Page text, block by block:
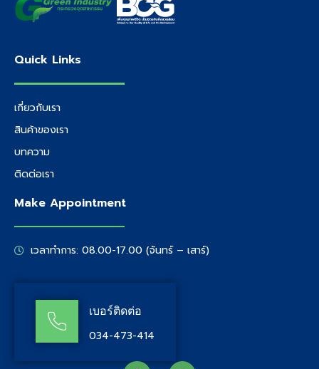
Quick Links
เกี่ยวกับเรา
สินค้าของเรา
บทความ
ติดต่อเรา
Make Appointment
เวลาทำการ: 08.00-17.00 (จันทร์ – เสาร์)
เบอร์ติดต่อ
034-473-414